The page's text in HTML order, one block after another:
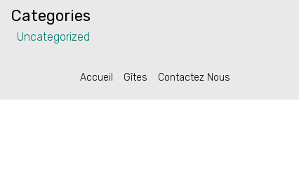
Categories
Uncategorized
Accueil Gîtes Contactez Nous